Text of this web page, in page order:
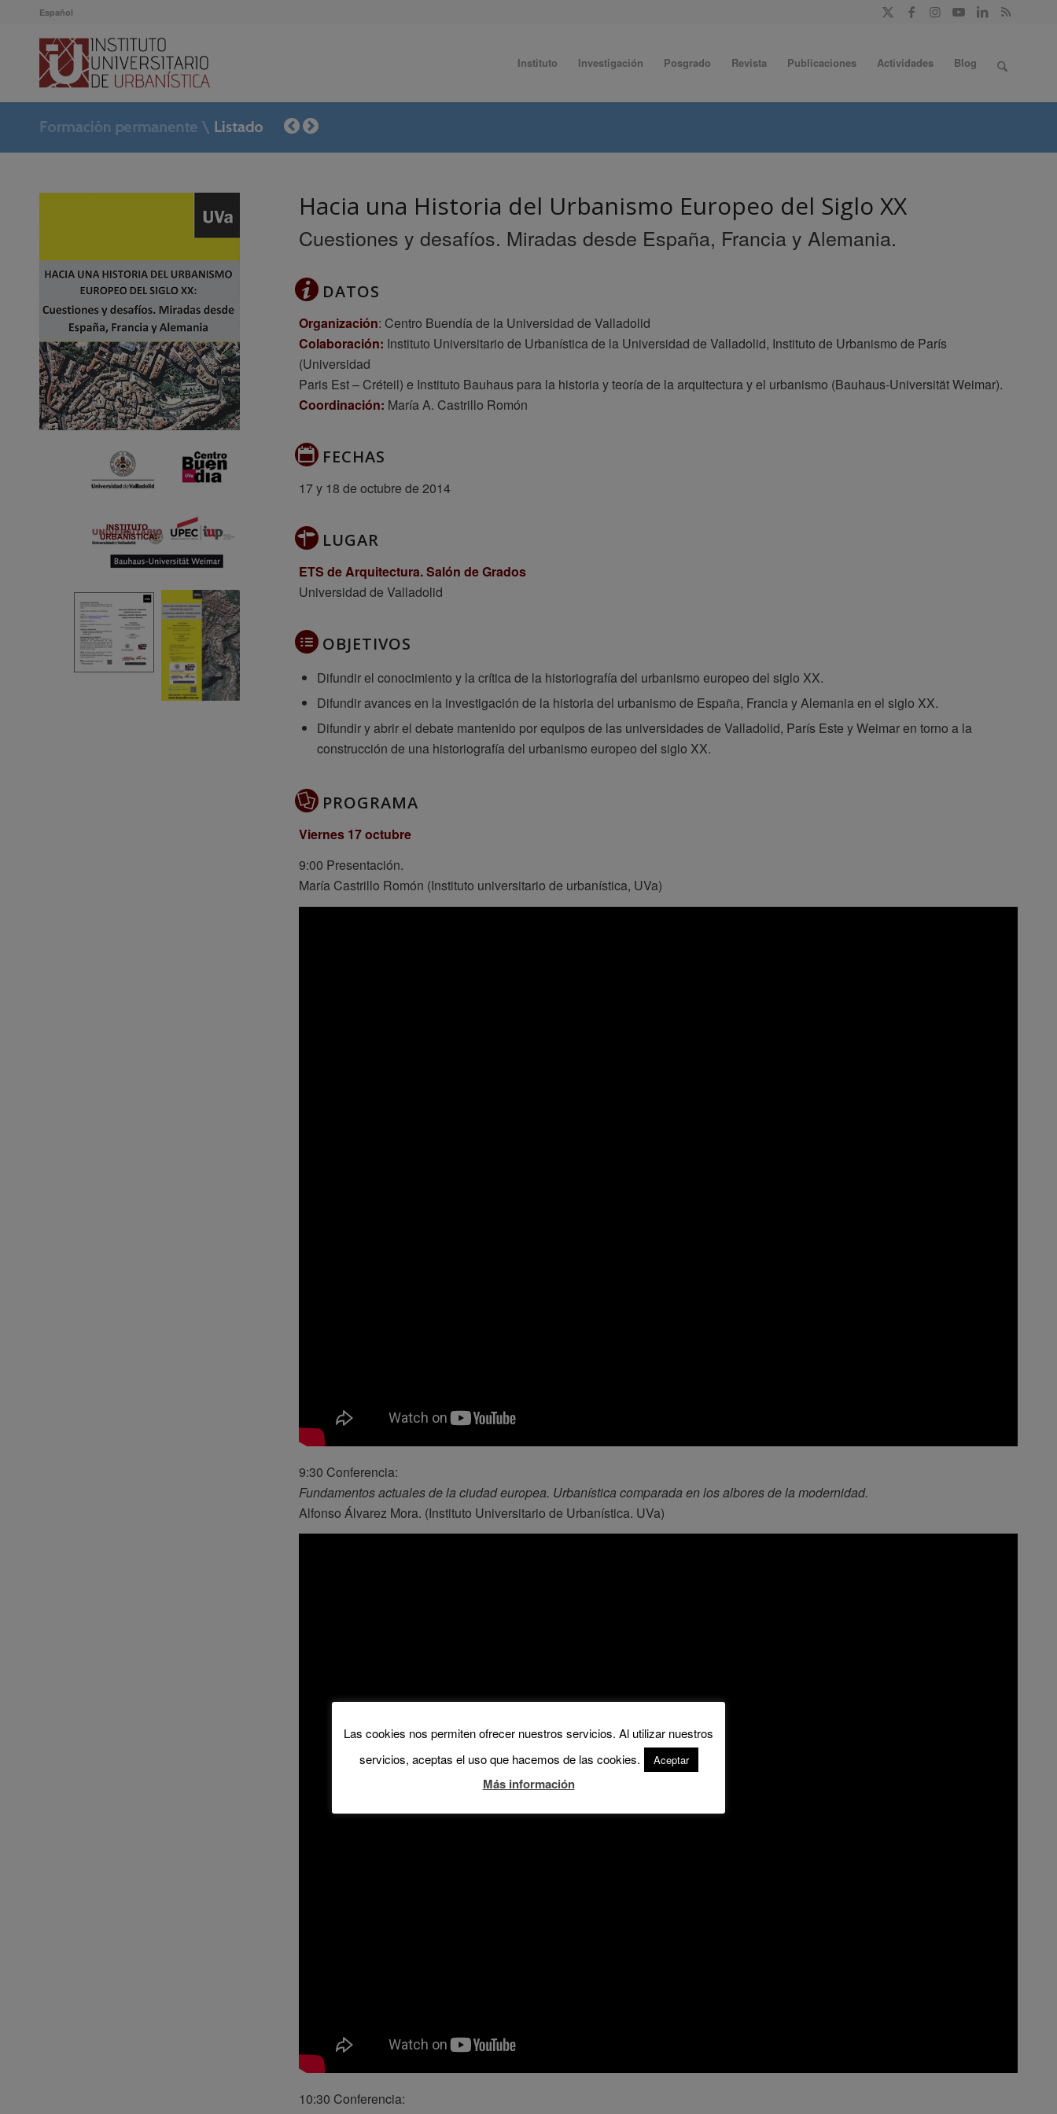
Español
Instituto Investigación Posgrado Revista Publicaciones Actividades Blog
Hacia una Historia del Urbanismo Europeo del Siglo XX
Cuestiones y desafíos. Miradas desde España, Francia y Alemania.
DATOS
Organización: Centro Buendía de la Universidad de Valladolid
Colaboración: Instituto Universitario de Urbanística de la Universidad de Valladolid, Instituto de Urbanismo de París
(Universidad
Paris Est – Créteil) e Instituto Bauhaus para la historia y teoría de la arquitectura y el urbanismo (Bauhaus-Universität Weimar).
Coordinación: María A. Castrillo Romón
FECHAS
17 y 18 de octubre de 2014
LUGAR
ETS de Arquitectura. Salón de Grados
Universidad de Valladolid
OBJETIVOS
Difundir el conocimiento y la crítica de la historiografía del urbanismo europeo del siglo XX.
Difundir avances en la investigación de la historia del urbanismo de España, Francia y Alemania en el siglo XX.
Difundir y abrir el debate mantenido por equipos de las universidades de Valladolid, París Este y Weimar en torno a la
construcción de una historiografía del urbanismo europeo del siglo XX.
PROGRAMA
Viernes 17 octubre
9:00 Presentación.
María Castrillo Romón (Instituto universitario de urbanística, UVa)
9:30 Conferencia:
Fundamentos actuales de la ciudad europea. Urbanística comparada en los albores de la modernidad.
Alfonso Álvarez Mora. (Instituto Universitario de Urbanística. UVa)
10:30 Conferencia:
Las cookies nos permiten ofrecer nuestros servicios. Al utilizar nuestros
servicios, aceptas el uso que hacemos de las cookies.
Aceptar
Más información